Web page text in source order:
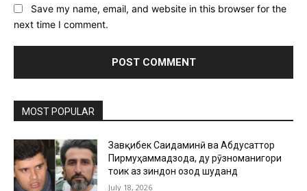
Save my name, email, and website in this browser for the
next time I comment.
MOST POPULAR
Завқибек Саидаминӣ ва Абдусаттор
Пирмуҳаммадзода, ду рӯзноманигори
тоҷик аз зиндон озод шуданд
July 18, 2026